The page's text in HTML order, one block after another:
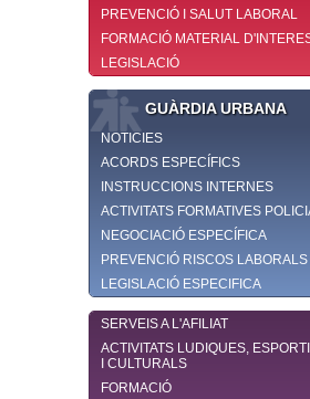
PREVENCIÓ I SALUT LABORAL
FORMACIÓ MATERIAL
LEGISLACIÓ
GUÀRDIA URBANA
NOTICIES
ACORDS ESPECÍFICS
INSTRUCCIONS INTERNES
ACTIVITATS FORMATIVES
NEGOCIACIÓ ESPECÍFICA
PREVENCIÓ RISCOS LABORALS
LEGISLACIÓ ESPECIFICA
SERVEIS A L'AFILIAT
ACTIVITATS LUDIQUES,
I CULTURALS
FORMACIÓ